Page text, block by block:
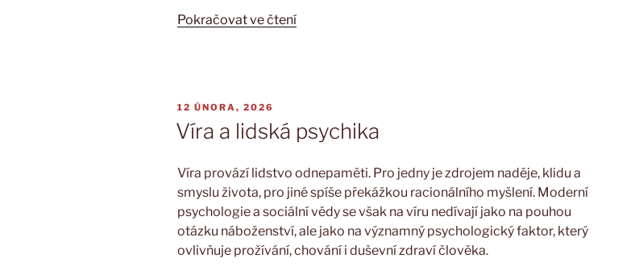
Pokračovat ve čtení„Vliv
cvičení
naši
mysl“
PUBLIKOVÁNO
12 ÚNORA, 2026
Víra a lidská psychika
Víra provází lidstvo odnepaměti. Pro jedny je zdrojem naděje, klidu a
smyslu života, pro jiné spíše překážkou racionálního myšlení. Moderní
psychologie a sociální vědy se však na víru nedívají jako na pouhou
otázku náboženství, ale jako na významný psychologický faktor, který
ovlivňuje prožívání, chování i duševní zdraví člověka.